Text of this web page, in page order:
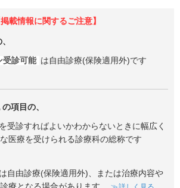
掲載情報に関するご注意】
受診可能 は自由診療(保険適用外)です
の項目の、
受診すればよいかわからないときに幅広く
医療を受けられる診療科の総称です
は自由診療(保険適用外)、または治療内容や